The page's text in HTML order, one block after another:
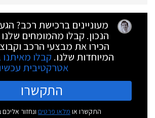
מעוניינים ברכישת רכב?
הנכון. קבלו מהמומחים שלנו
הכירו את מבצעי הרכב
המיוחדות שלנו. קבלו
אטרקטיבית
התקשרו
התקשרו או מלאו פרטים ונחזור